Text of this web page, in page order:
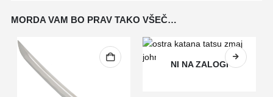
MORDA VAM BO PRAV TAKO VŠEČ…
NI NA ZALOGI